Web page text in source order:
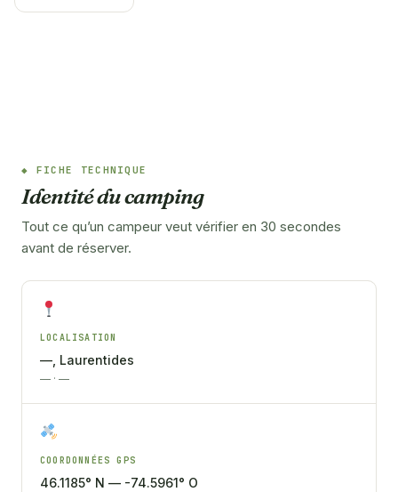
FICHE TECHNIQUE
Identité du camping
Tout ce qu’un campeur veut vérifier en 30 secondes
avant de réserver.
LOCALISATION
—, Laurentides
— · —
COORDONNÉES GPS
46.1185° N — -74.5961° O